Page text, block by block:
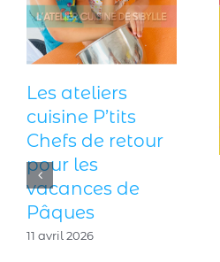
Les ateliers
cuisine P’tits
Chefs de retour
pour les
vacances de
Pâques
11 avril 2026